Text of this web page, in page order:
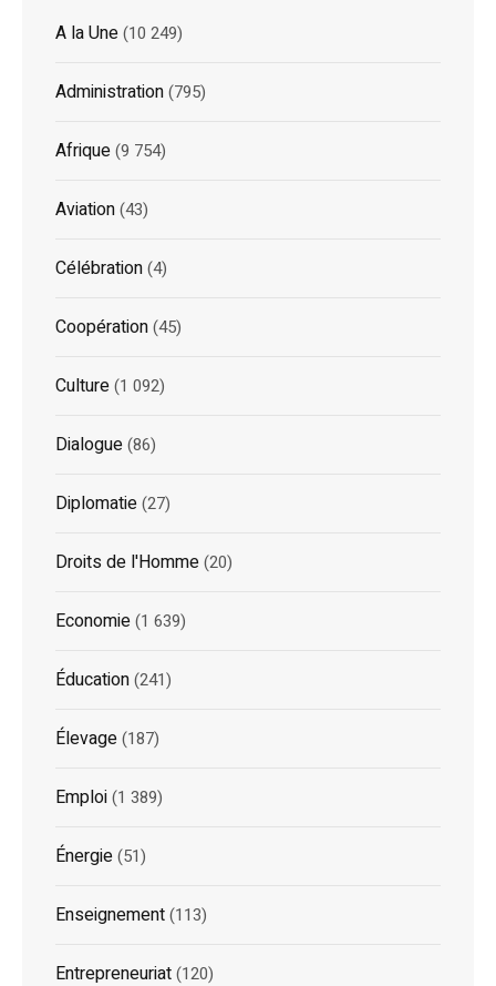
A la Une(10 249)
Administration(795)
Afrique(9 754)
Aviation(43)
Célébration(4)
Coopération(45)
Culture(1 092)
Dialogue(86)
Diplomatie(27)
Droits de l'Homme(20)
Economie(1 639)
Éducation(241)
Élevage(187)
Emploi(1 389)
Énergie(51)
Enseignement(113)
Entrepreneuriat(120)